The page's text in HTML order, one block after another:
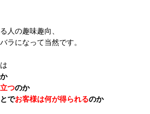
人の趣味趣向、
ラになって当然です。
つのか
でお客様は何が得られるのか